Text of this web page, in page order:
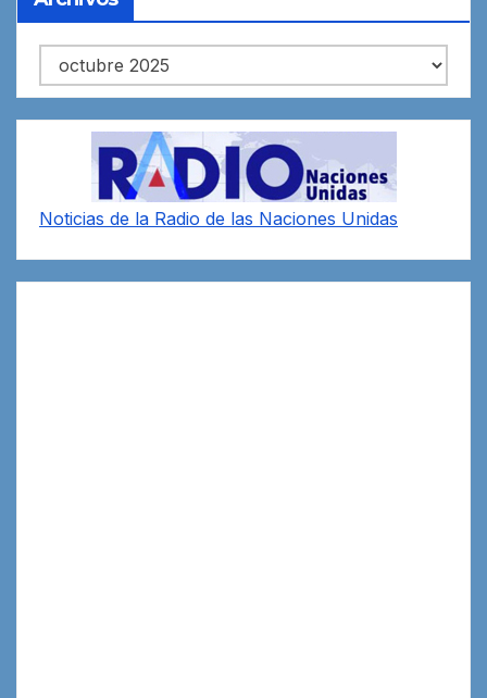
Archivos
Noticias de la Radio de las Naciones Unidas